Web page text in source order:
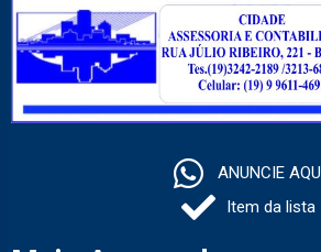
ANUNCIE AQUI
Item da lista